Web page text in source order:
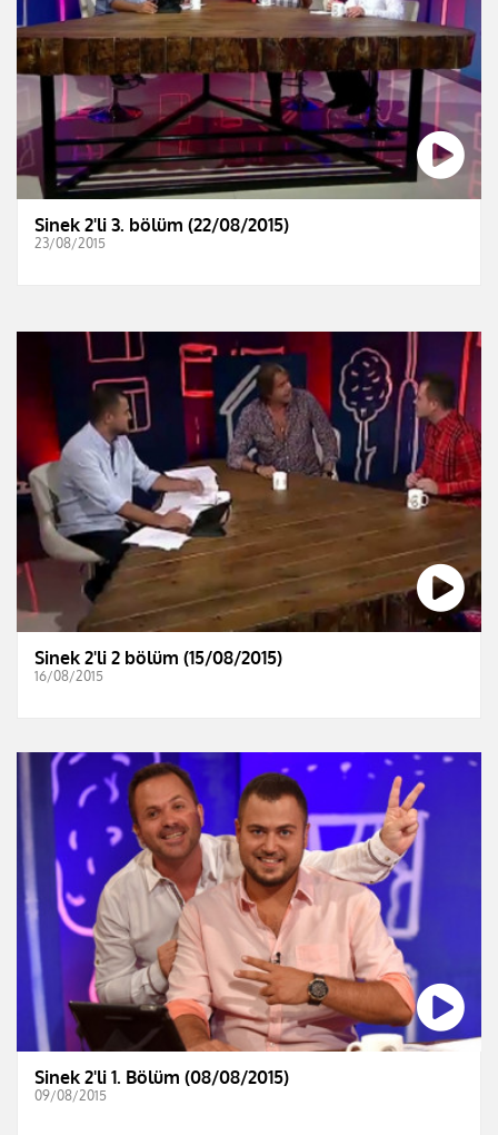
Sinek 2'li 3. bölüm (22/08/2015)
23/08/2015
Sinek 2'li 2 bölüm (15/08/2015)
16/08/2015
Sinek 2'li 1. Bölüm (08/08/2015)
09/08/2015